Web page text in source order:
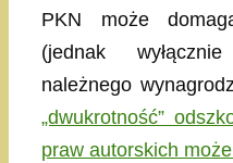
PKN może
(jednak
należnego
„dwukrotność”
praw autorskich